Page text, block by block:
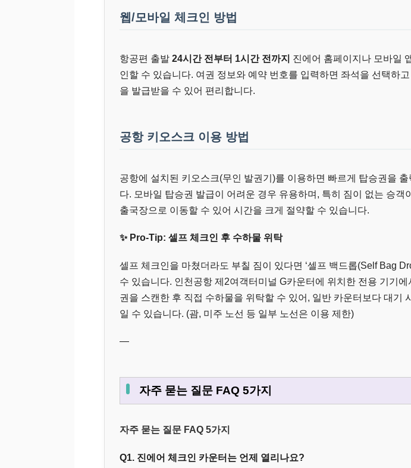
웹/모바일 체크인 방법
항공편 출발 24시간 전부터 1시간 전까지 진에어 홈페이지나 모바일
인할 수 있습니다. 여권 정보와 예약 번호를 입력하면 좌석을 선택하
을 발급받을 수 있어 편리합니다.
공항 키오스크 이용 방법
공항에 설치된 키오스크(무인 발권기)를 이용하면 빠르게 탑승권을 출
다. 모바일 탑승권 발급이 어려운 경우 유용하며, 특히 짐이 없는 승객
출국장으로 이동할 수 있어 시간을 크게 절약할 수 있습니다.
✨ Pro-Tip: 셀프 체크인 후 수하물 위탁
셀프 체크인을 마쳤더라도 부칠 짐이 있다면 ‘셀프 백드롭(Self Bag
수 있습니다. 인천공항 제2여객터미널 G카운터에 위치한 전용 기기에
권을 스캔한 후 직접 수하물을 위탁할 수 있어, 일반 카운터보다 대기
일 수 있습니다. (괌, 미주 노선 등 일부 노선은 이용 제한)
—
자주 묻는 질문 FAQ 5가지
자주 묻는 질문 FAQ 5가지
Q1. 진에어 체크인 카운터는 언제 열리나요?